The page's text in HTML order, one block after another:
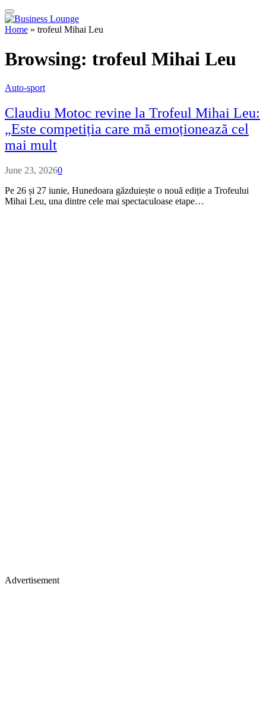
Home » trofeul Mihai Leu
Browsing: trofeul Mihai Leu
Auto-sport
Claudiu Motoc revine la Trofeul Mihai Leu:
„Este competiția care mă emoționează cel
mai mult
June 23, 20260
Pe 26 și 27 iunie, Hunedoara găzduiește o nouă ediție a Trofeului
Mihai Leu, una dintre cele mai spectaculoase etape…
Advertisement